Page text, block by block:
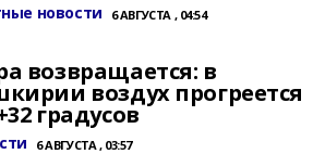
новости 6 АВГУСТА , 04:54
возвращается: в
воздух прогреется
градусов
6 АВГУСТА , 03:57